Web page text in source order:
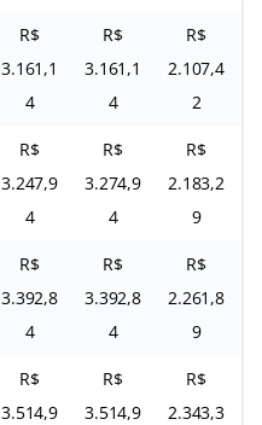
R$
3.161,1
4
R$
3.161,1
4
R$
2.107,4
2
R$
3.247,9
4
R$
3.274,9
4
R$
2.183,2
9
R$
3.392,8
4
R$
3.392,8
4
R$
2.261,8
9
R$
3.514,9
R$
3.514,9
R$
2.343,3